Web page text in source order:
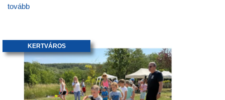
tovább
KERTVÁROS